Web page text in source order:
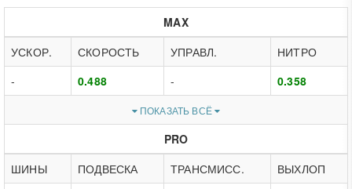
MAX
УСКОР.
СКОРОСТЬ УПРАВЛ.
НИТРО
-
0.488 - 0.358
ПОКАЗАТЬ ВСЁ
PRO
ШИНЫ
ПОДВЕСКА ТРАНСМИСС.
ВЫХЛОП